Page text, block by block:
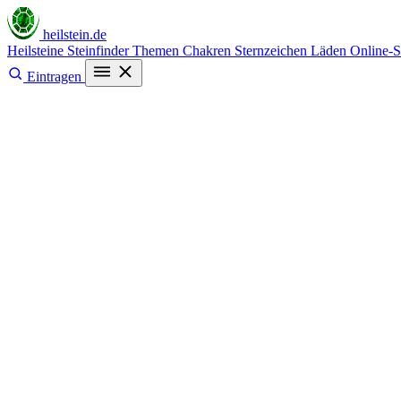
heilstein.de
Heilsteine SteinfinderThemen Chakren Sternzeichen Läden Online-
Eintragen